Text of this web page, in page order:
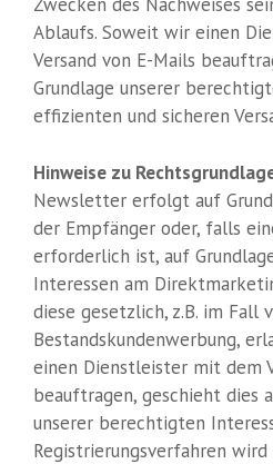
Ablaufs. Soweit wir einen
Versand von E-Mails
Grundlage unserer
effizienten und sicheren
Hinweise zu
Newsletter erfolgt auf
der Empfänger oder, falls
erforderlich ist, auf
Interessen am
diese gesetzlich, z.B. im Fall
Bestandskundenwerbung,
einen Dienstleister mit dem
beauftragen, geschieht dies
unserer berechtigten
Registrierungsverfahren wird